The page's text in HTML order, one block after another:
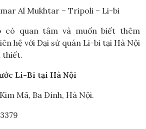
Al Mukhtar – Tripoli – Li-bi
có quan tâm và muốn biết thêm
hệ với Đại sứ quán Li-bi tại Hà Nội
thiết.
Li-Bi tại Hà Nội
Mã, Ba Đình, Hà Nội.